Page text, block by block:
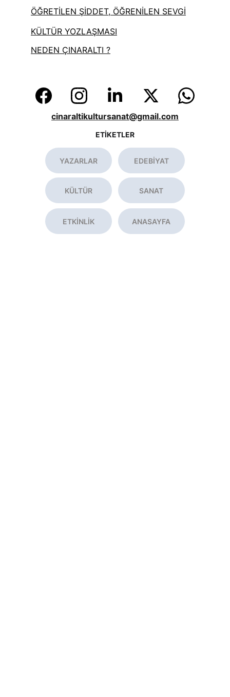
YAZARLAR EDEBİYAT
KÜLTÜR SANAT
ETİKETLER
ETKİNLİK ANASAYFA
cinaraltikultursanat@gmail.com
ÖĞRETİLEN ŞİDDET, ÖĞRENİLEN SEVGİ
KÜLTÜR YOZLAŞMASI
NEDEN ÇINARALTI ?